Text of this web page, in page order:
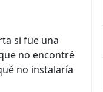
si fue una
no encontré
no instalaría